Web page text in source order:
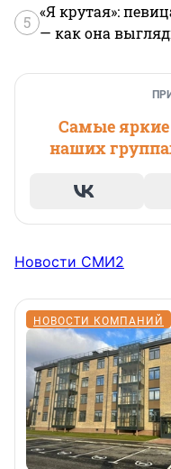
5
«Я крутая»:
— как она
Самые яркие
наших
Новости СМИ2
НОВОСТИ КОМПАНИЙ